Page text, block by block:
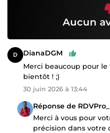
Aucun
DianaDGM
Merci beaucoup pour
bientôt ! ;)
30 juin 2026 à 13:44
Réponse de
Merci à vous pour
précision dans votre